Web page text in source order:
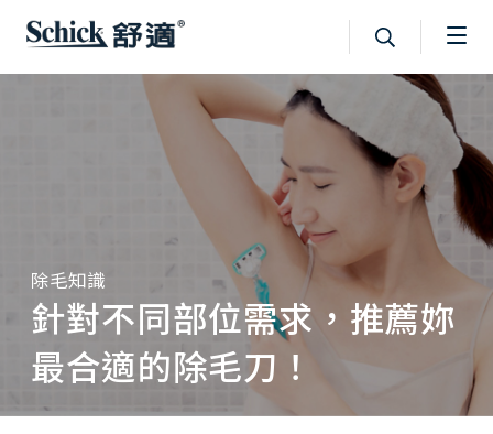
除毛知識
針對不同部位需求，推薦妳
最合適的除毛刀！